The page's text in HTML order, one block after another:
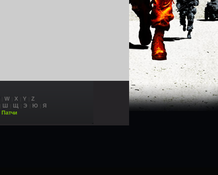
W X Y
Z
Ш Щ Э Ю
Я
Патчи